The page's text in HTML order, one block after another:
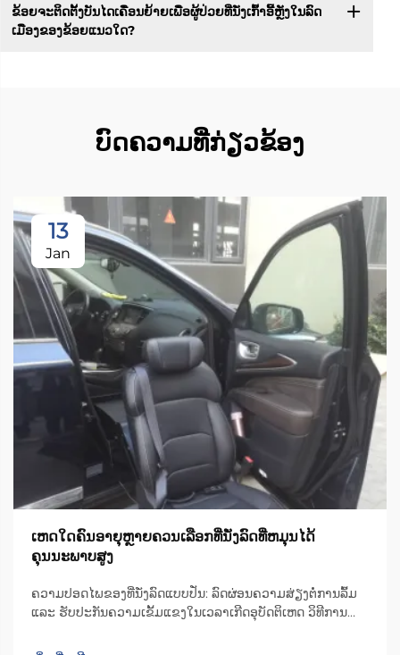
ຂ້ອຍຈະຕິດຕັ້ງບັນໄດເຄື່ອນຍ້າຍເພື່ອຜູ້ປ່ວຍທີ່ນັ່ງເກົ້າອີ້ຫຼັງໃນລົດ
ເມືອງຂອງຂ້ອຍແນວໃດ?
ບົດຄວາມທີ່ກ່ຽວຂ້ອງ
13
Jan
ເຫດໃດຄົນອາຍຸຫຼາຍຄວນເລືອກທີ່ນັ່ງລົດທີ່ຫມຸນໄດ້
ຄຸນນະພາບສູງ
ຄວາມປອດໄພຂອງທີ່ນັ່ງລົດແບບປັ່ນ: ລົດຜ່ອນຄວາມສ່ຽງຕໍ່ການລົ້ມ
ແລະ ຮັບປະກັນຄວາມເຂັ້ມແຂງໃນເວລາເກີດອຸບັດຕິເຫດ ວິທີການ
ການຍ້າຍຕົວ ເກົ້າອີ້ຫຼືທີ່ນັ່ງມີເຄື່ອງຈັກທີ່ສາມາດປັ່ນໄດ້ເປັນພິເສດ ເຊິ່ງ